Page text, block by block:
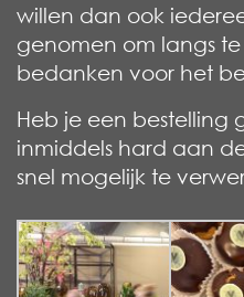
willen dan ook
genomen om langs
bedanken voor het
Heb je een bestelling
inmiddels hard aan
snel mogelijk te